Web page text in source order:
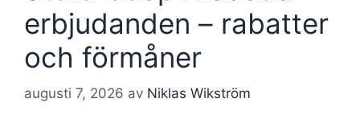
erbjudanden – rabatter
och förmåner
augusti 7, 2026 av Niklas Wikström